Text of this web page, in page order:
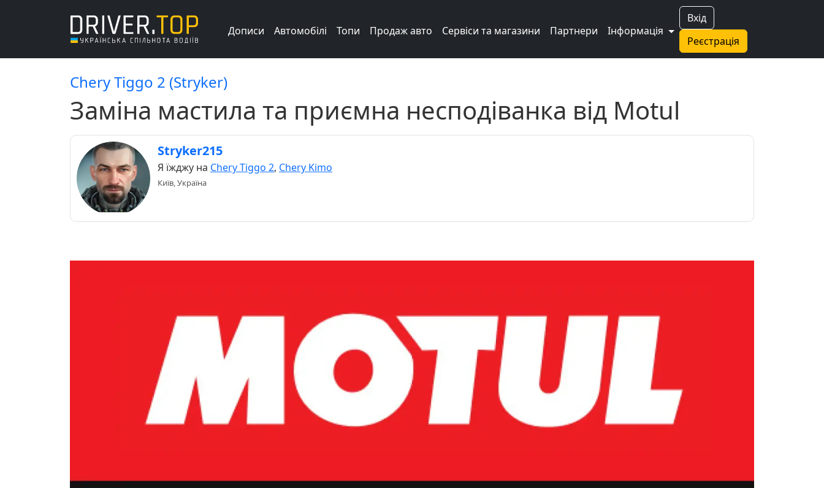
Вхід
Реєстрація
Дописи Автомобілі Топи Продаж авто Сервіси та магазини Партнери Інформація
Chery Tiggo 2 (Stryker)
Заміна мастила та приємна несподіванка від Motul
Stryker215
Я їжджу на Chery Tiggo 2, Chery Kimo
Київ, Україна